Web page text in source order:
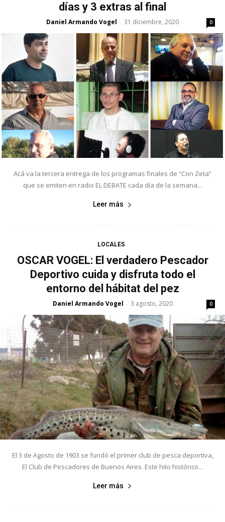
días y 3 extras al final
Daniel Armando Vogel - 31 diciembre, 2020 0
Acá va la tercera entrega de los programas finales de “Con Zeta”
que se emiten en radio EL DEBATE cada día de la semana...
Leer más
LOCALES
OSCAR VOGEL: El verdadero Pescador
Deportivo cuida y disfruta todo el
entorno del hábitat del pez
Daniel Armando Vogel - 3 agosto, 2020 0
El 3 de Agosto de 1903 se fundó el primer club de pesca deportiva,
El Club de Pescadores de Buenos Aires. Este hito histórico...
Leer más